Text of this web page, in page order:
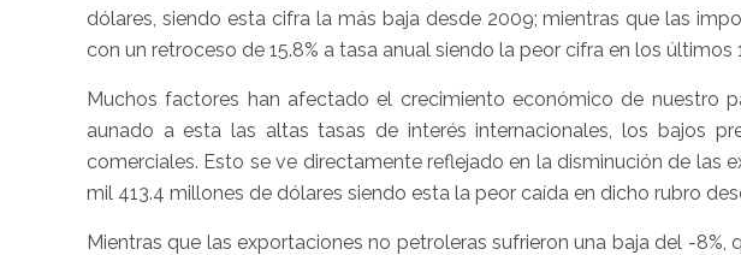
dólares, siendo esta cifra la más baja desde 2009; mientras que las
con un retroceso de 15.8% a tasa anual siendo la peor cifra en los últimos
Muchos factores han afectado el crecimiento económico de nuestro
aunado a esta las altas tasas de interés internacionales, los bajos
comerciales. Esto se ve directamente reflejado en la disminución de las
mil 413.4 millones de dólares siendo esta la peor caída en dicho rubro
Mientras que las exportaciones no petroleras sufrieron una baja del -